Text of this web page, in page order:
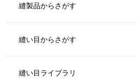
縫製品からさがす
縫い目からさがす
縫い目ライブラリ